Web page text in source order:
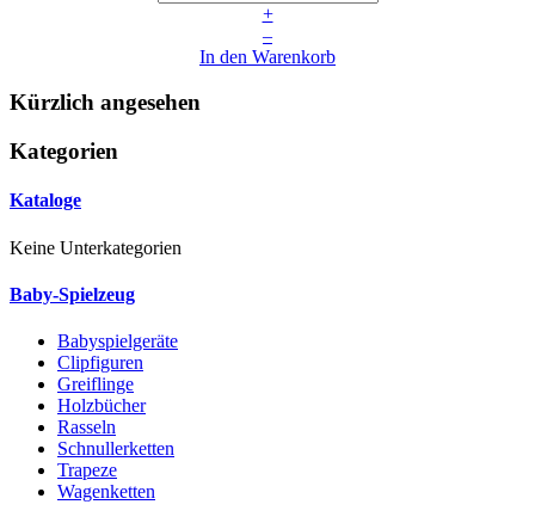
+
–
In den Warenkorb
Kürzlich angesehen
Kategorien
Kataloge
Keine Unterkategorien
Baby-Spielzeug
Babyspielgeräte
Clipfiguren
Greiflinge
Holzbücher
Rasseln
Schnullerketten
Trapeze
Wagenketten